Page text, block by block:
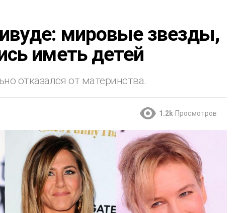
мировые звезды,
иметь детей
отказался от материнства.
1.2k Просмотров